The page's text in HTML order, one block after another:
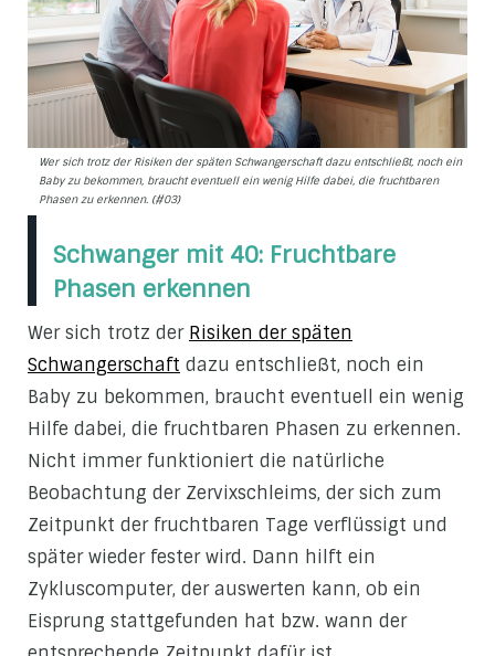
Wer sich trotz der Risiken der späten Schwangerschaft dazu entschließt, noch ein
Baby zu bekommen, braucht eventuell ein wenig Hilfe dabei, die fruchtbaren
Phasen zu erkennen. (#03)
Schwanger mit 40: Fruchtbare
Phasen erkennen
Wer sich trotz der Risiken der späten
Schwangerschaft dazu entschließt, noch ein
Baby zu bekommen, braucht eventuell ein wenig
Hilfe dabei, die fruchtbaren Phasen zu erkennen.
Nicht immer funktioniert die natürliche
Beobachtung der Zervixschleims, der sich zum
Zeitpunkt der fruchtbaren Tage verflüssigt und
später wieder fester wird. Dann hilft ein
Zykluscomputer, der auswerten kann, ob ein
Eisprung stattgefunden hat bzw. wann der